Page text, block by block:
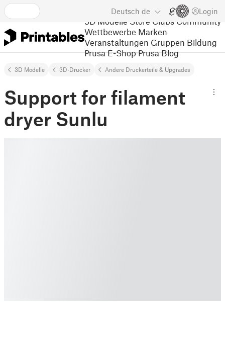
Deutsch de Login
3D Modelle Store Clubs Community
Wettbewerbe Marken
Veranstaltungen Gruppen Bildung
Prusa E-Shop Prusa Blog
3D Modelle 3D-Drucker Andere Druckerteile & Upgrades
Support for filament
dryer Sunlu